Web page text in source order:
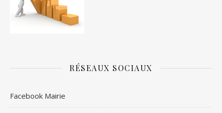
RÉSEAUX SOCIAUX
Facebook Mairie